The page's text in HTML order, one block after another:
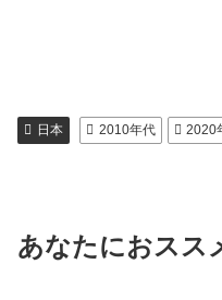
日本 2010年代 2020
あなたにおスス